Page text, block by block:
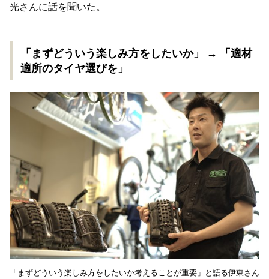
光さんに話を聞いた。
「まずどういう楽しみ方をしたいか」 → 「適材
適所のタイヤ選びを」
「まずどういう楽しみ方をしたいか考えることが重要」と語る伊東さん